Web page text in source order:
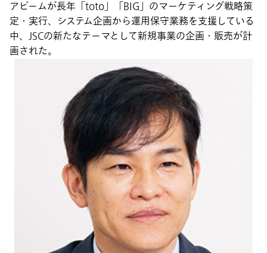
アビームが長年「toto」「BIG」のマーケティング戦略策
定・実行、システム企画から運用保守業務を支援している
中、JSCの新たなテーマとして新規事業の企画・販売が計
画された。